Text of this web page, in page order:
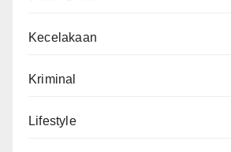
Kecelakaan
Kriminal
Lifestyle